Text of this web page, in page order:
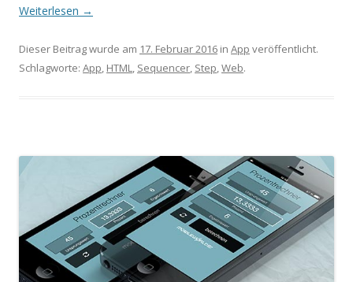
Weiterlesen →
Dieser Beitrag wurde am 17. Februar 2016 in App veröffentlicht.
Schlagworte: App, HTML, Sequencer, Step,Web.